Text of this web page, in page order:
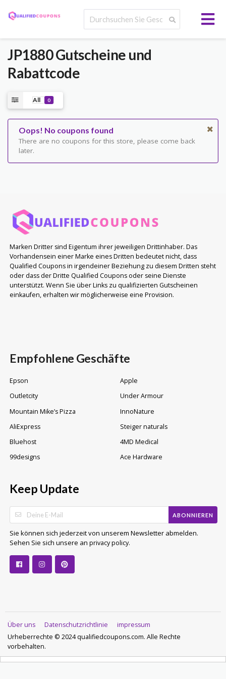
JP1880 Gutscheine und
Rabattcode
All 0
Oops! No coupons found
There are no coupons for this store, please come back
later.
Marken Dritter sind Eigentum ihrer jeweiligen Drittinhaber. Das
Vorhandensein einer Marke eines Dritten bedeutet nicht, dass
Qualified Coupons in irgendeiner Beziehung zu diesem Dritten steht
oder dass der Dritte Qualified Coupons oder seine Dienste
unterstützt. Wenn Sie über Links zu qualifizierten Gutscheinen
einkaufen, erhalten wir möglicherweise eine Provision.
Empfohlene Geschäfte
Epson
Apple
Outletcity
Under Armour
Mountain Mike’s Pizza
InnoNature
AliExpress
Steiger naturals
Bluehost
4MD Medical
99designs
Ace Hardware
Keep Update
ABONNIEREN
Sie können sich jederzeit von unserem Newsletter abmelden.
Sehen Sie sich unsere an privacy policy.
Urheberrechte © 2024 qualifiedcoupons.com. Alle Rechte
vorbehalten.
Über uns Datenschutzrichtlinie impressum